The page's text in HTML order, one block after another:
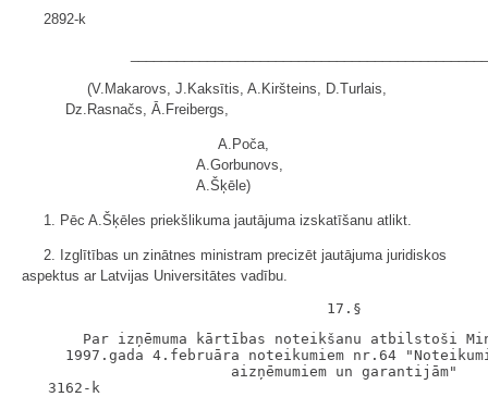
2892-k
(V.Makarovs, J.Kaksītis, A.Kiršteins, D.Turlais,
Dz.Rasnačs, Ā.Freibergs,
A.Poča,
A.Gorbunovs,
A.Šķēle)
1. Pēc A.Šķēles priekšlikuma jautājuma izskatīšanu atlikt.
2. Izglītības un zinātnes ministram precizēt jautājuma juridiskos
aspektus ar Latvijas Universitātes vadību.
Par izņēmuma kārtības noteikšanu atbilstoši
1997.gada 4.februāra noteikumiem nr.64
aizņēmumiem un garantijām"
3162-k